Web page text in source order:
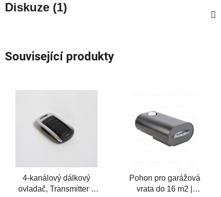
Diskuze (1)
Související produkty
4-kanálový dálkový
ovladač, Transmitter 4
Pohon pro garážová
vrata do 16 m2 |